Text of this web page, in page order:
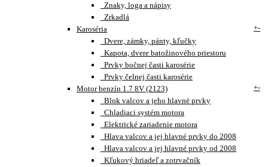
Znaky, loga a nápisy
Zrkadlá
Karoséria
+-
Dvere, zámky, pánty, kľučky
Kapota, dvere batožinového priestoru
Prvky bočnej časti karosérie
Prvky čelnej časti karosérie
Motor benzín 1.7 8V (2123)
+-
Blok valcov a jeho hlavné prvky
Chladiaci systém motora
Elektrické zariadenie motora
Hlava valcov a jej hlavné prvky do 2008
Hlava valcov a jej hlavné prvky od 2008
Kľukový hriadeľ a zotrvačník